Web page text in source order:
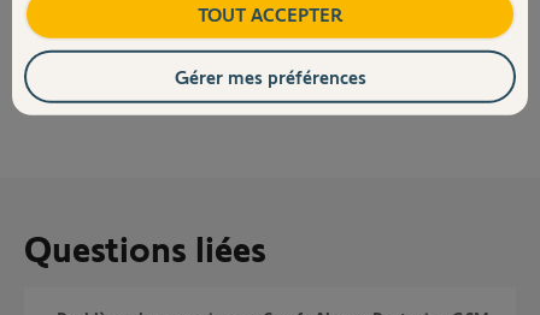
NON OUI
des internautes ont trouvé cette réponse utile
Questions liées
TOUT ACCEPTER
Gérer mes préférences